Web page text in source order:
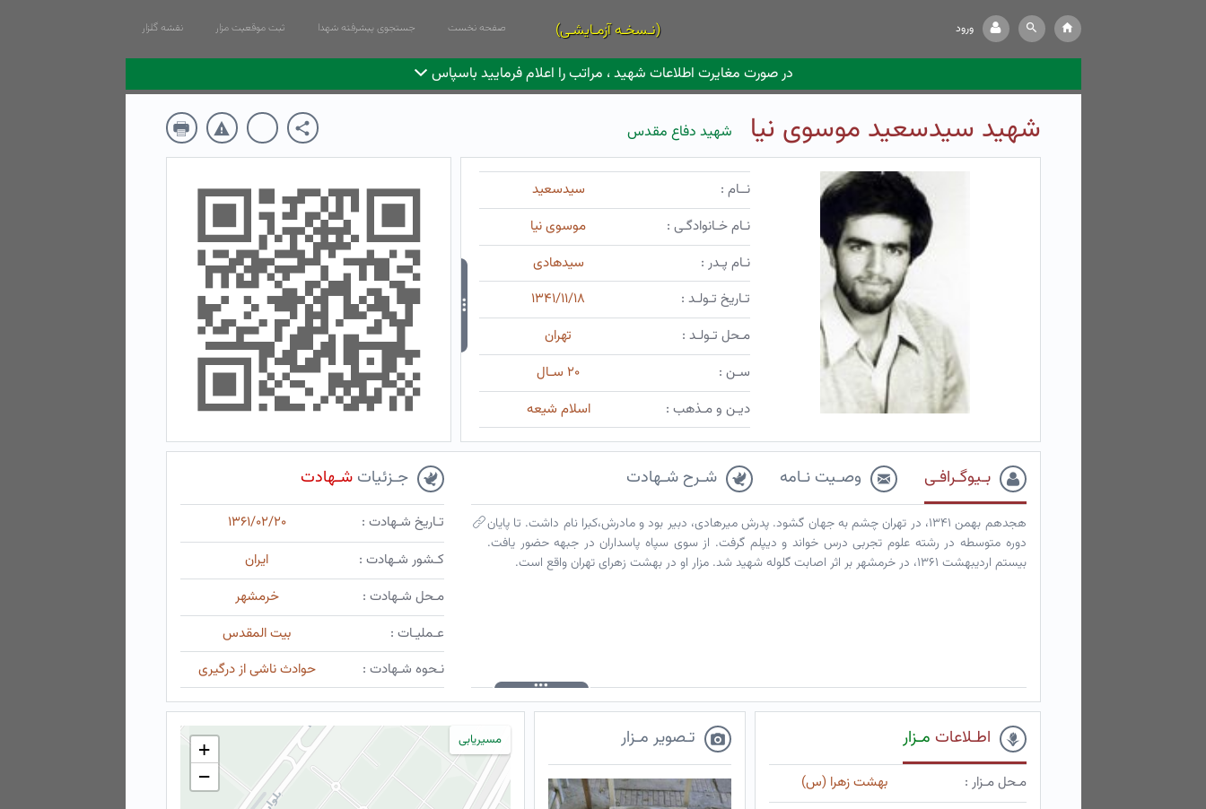
ورود (نـسخـه آزمـایشـی) صفحه نخست جستجوی پیشرفته شهدا ثبت موقعیت مزار نقشه گلزار
در صورت مغایرت اطلاعات شهید ، مراتب را اعلام فرمایید باسپاس
شهید سیدسعید موسوی نیا شهید دفاع مقدس
نــام :
سیدسعید
نـام خـانوادگـی :
موسوی نیا
نـام پـدر :
سیدهادی
تـاریخ تـولـد :
۱۳۴۱/۱۱/۱۸
مـحل تـولـد :
تهران
سـن :
۲۰ سـال
دیـن و مـذهب :
اسلام شیعه
بـیوگـرافـی وصـیت نـامه شـرح شـهادت
هجدهم بهمن ۱۳۴۱، در تهران چشم به جهان گشود. پدرش میرهادی، دبیر بود و مادرش،کبرا نام داشت. تا پایان
دوره متوسطه در رشته علوم تجربی درس خواند و دیپلم گرفت. از سوی سپاه پاسداران در جبهه حضور یافت.
بیستم اردیبهشت ۱۳۶۱، در خرمشهر بر اثر اصابت گلوله شهید شد. مزار او در بهشت زهرای تهران واقع است.
جـزئیاتشـهادت
تـاریخ شـهادت :
۱۳۶۱/۰۲/۲۰
کـشور شـهادت :
ایران
مـحل شـهادت :
خرمشهر
عـملیـات :
بیت المقدس
نـحوه شـهادت :
حوادث ناشی از درگیری
اطـلاعات مـزار
مـحل مـزار :
بهشت زهرا (س)
تـصویر مـزار مسیریابی
+
−